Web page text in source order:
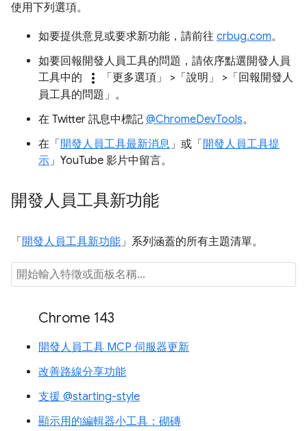
使用下列選項。
如要提供意見或要求新功能，請前往 crbug.com。
如要回報開發人員工具的問題，請依序點選開發人員
工具中的
more_vert 「更多選項」 >「說明」
>「回報開發人
員工具的問題」 。
在 Twitter 訊息中標記 @ChromeDevTools。
在「 開發人員工具最新消息」或「 開發人員工具提
示」YouTube 影片中留言。
開發人員工具新功能
「 開發人員工具新功能」系列涵蓋的所有主題清單。
Chrome 143
開發人員工具 MCP 伺服器更新
改善路線分享功能
支援 @starting-style
顯示用的編輯器小工具：砌磚